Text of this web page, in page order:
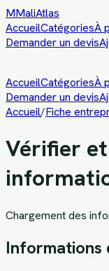
MMaliAtlas
AccueilCatégoriesÀ
Demander un devis
AccueilCatégoriesÀ
Demander un devis
Accueil/Fiche
Vérifier
Chargement des
Informations